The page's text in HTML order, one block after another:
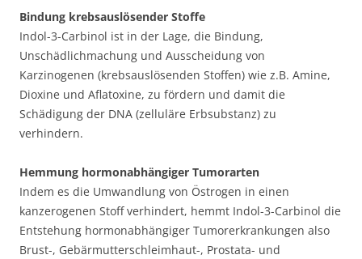
Bindung krebsauslösender Stoffe
Indol-3-Carbinol ist in der Lage, die Bindung,
Unschädlichmachung und Ausscheidung von
Karzinogenen (krebsauslösenden Stoffen) wie z.B. Amine,
Dioxine und Aflatoxine, zu fördern und damit die
Schädigung der DNA (zelluläre Erbsubstanz) zu
verhindern.
Hemmung hormonabhängiger Tumorarten
Indem es die Umwandlung von Östrogen in einen
kanzerogenen Stoff verhindert, hemmt Indol-3-Carbinol die
Entstehung hormonabhängiger Tumorerkrankungen also
Brust-, Gebärmutterschleimhaut-, Prostata- und